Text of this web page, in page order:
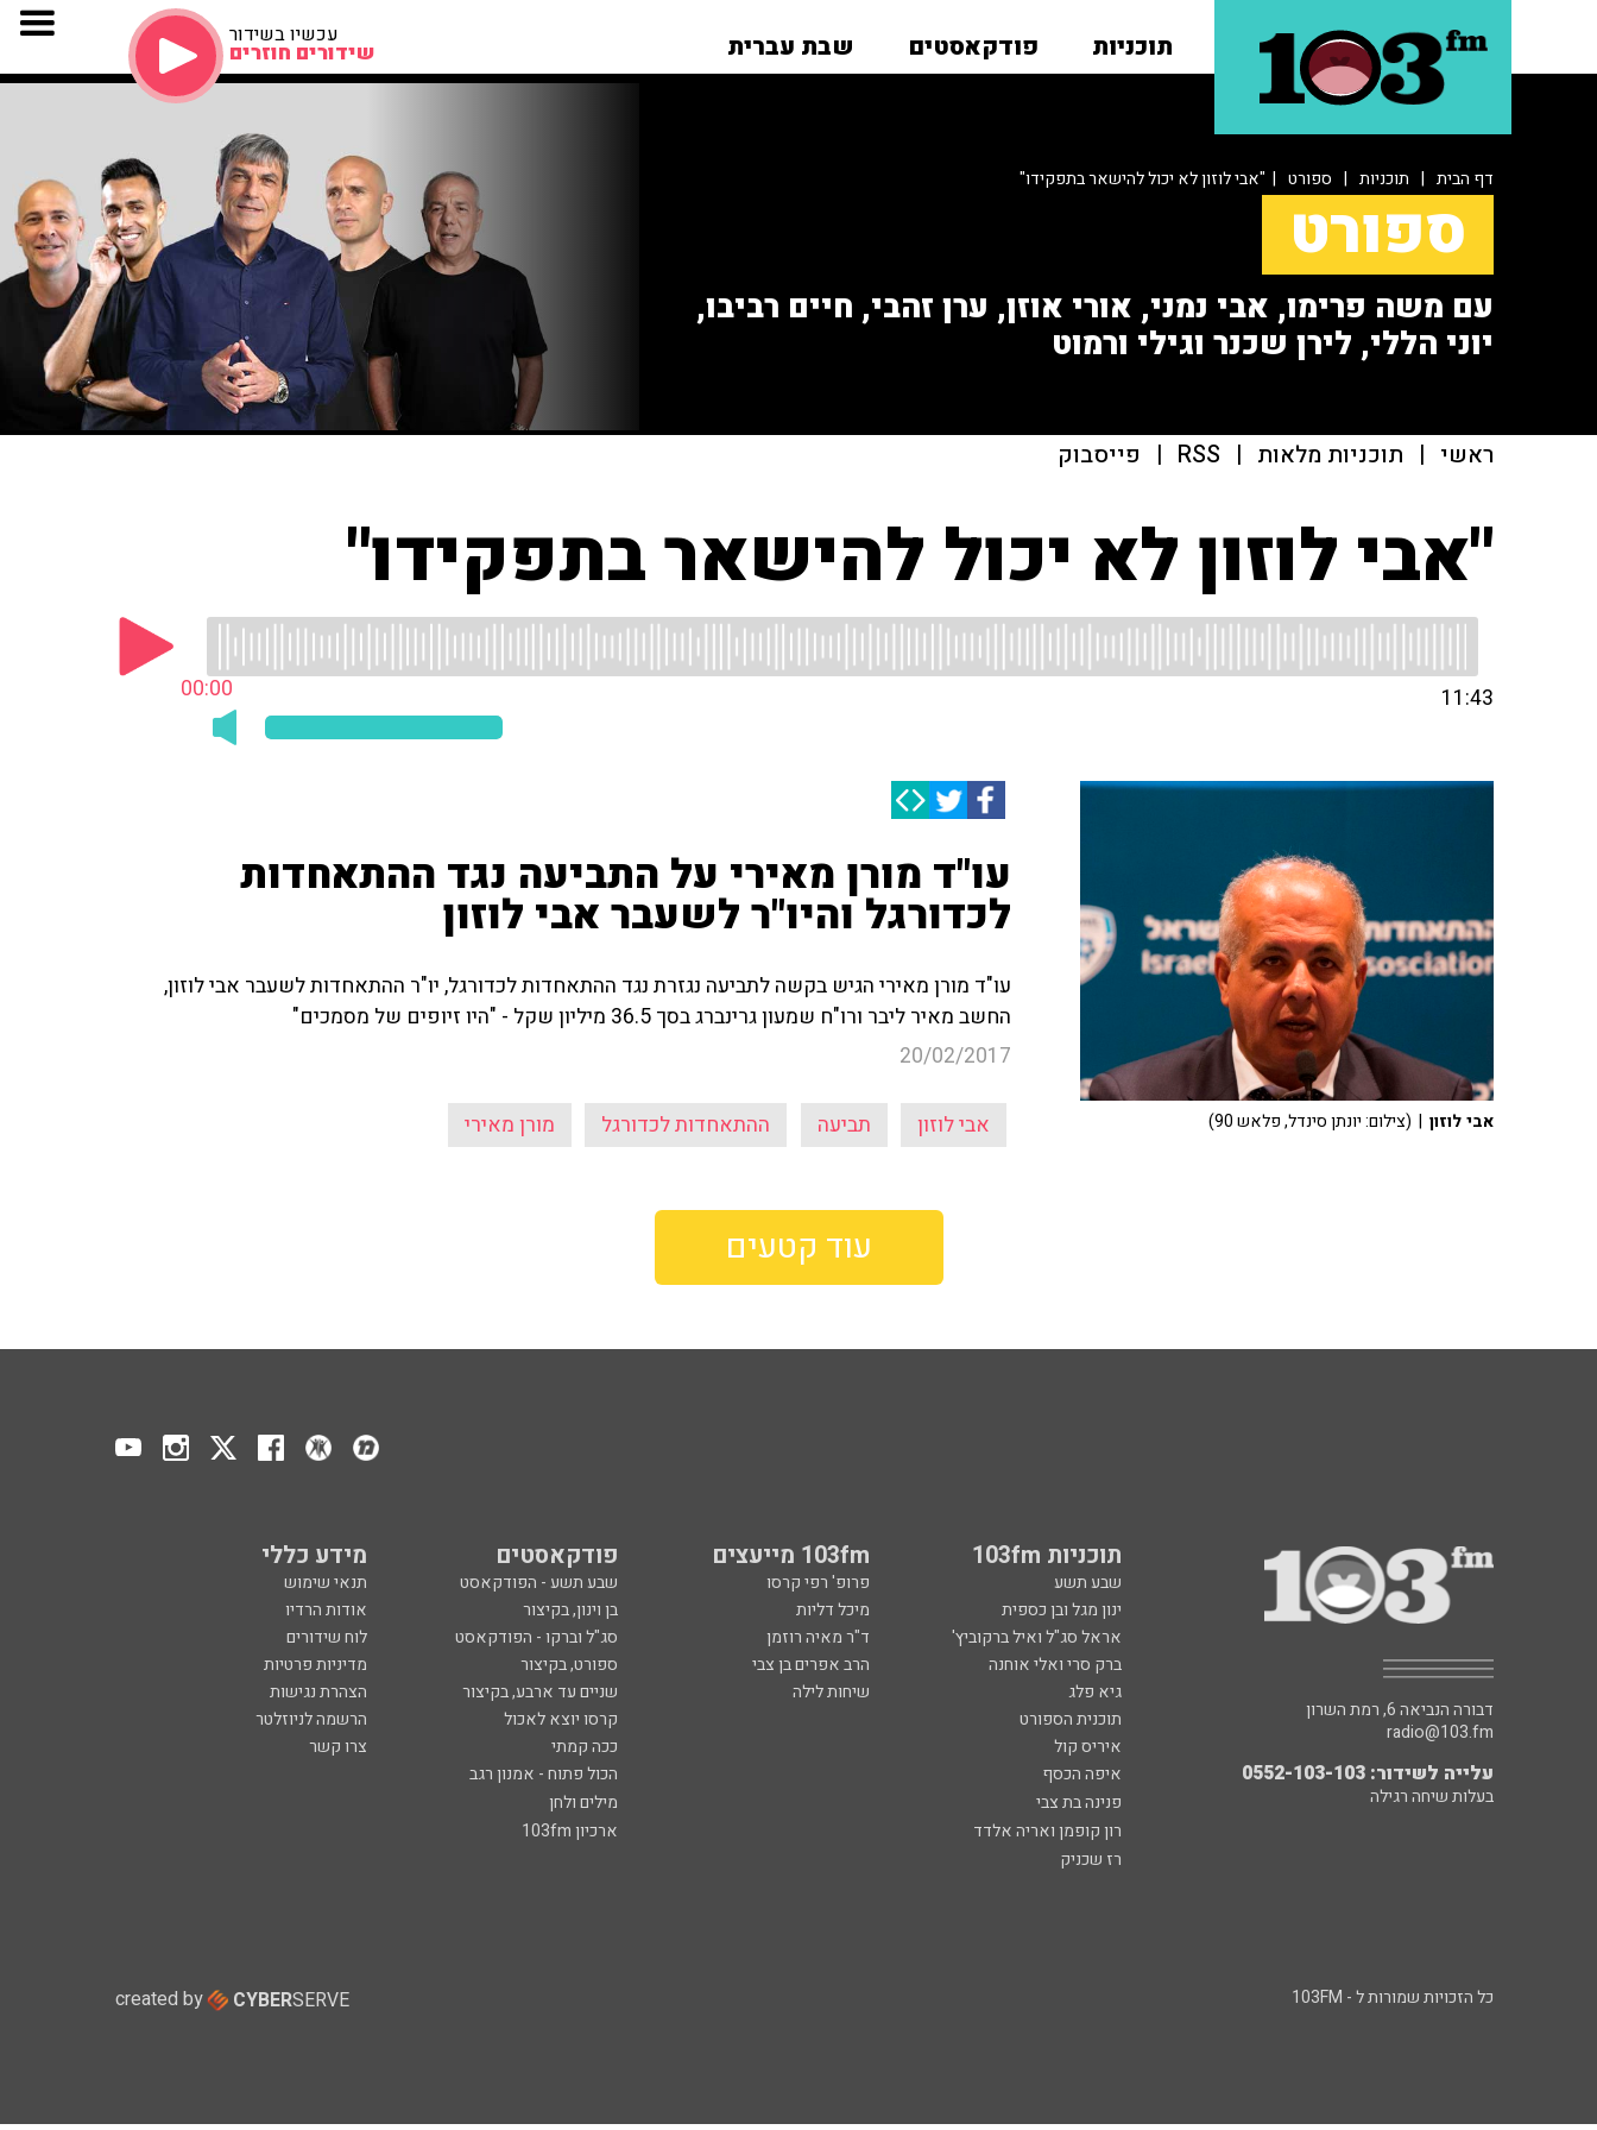
תוכניות פודקאסטים שבת עברית עכשיו בשידור
שידורים חוזרים
דף הבית | תוכניות | ספורט | "אבי לוזון לא יכול להישאר בתפקידו"
ספורט
עם משה פרימו, אבי נמני, אורי אוזן, ערן זהבי, חיים רביבו,
יוני הללי, לירן שכנר וגילי ורמוט
ראשי | תוכניות מלאות |
RSS
| פייסבוק
"אבי לוזון לא יכול להישאר בתפקידו"
00:00 11:43
עו"ד מורן מאירי על התביעה נגד ההתאחדות
לכדורגל והיו"ר לשעבר אבי לוזון
עו"ד מורן מאירי הגיש בקשה לתביעה נגזרת נגד ההתאחדות לכדורגל, יו"ר ההתאחדות לשעבר אבי לוזון,
החשב מאיר ליבר ורו"ח שמעון גרינברג בסך 36.5 מיליון שקל - "היו זיופים של מסמכים"
20/02/2017
אבי לוזון תביעה ההתאחדות לכדורגל מורן מאירי אבי לוזון | (צילום: יונתן סינדל, פלאש 90)
עוד קטעים
תוכניות 103fm 103fm מייעצים פודקאסטים מידע כללי
שבע תשע פרופ' רפי קרסו שבע תשע - הפודקאסט
תנאי שימוש
ינון מגל ובן כספית
מיכל דליות בן וינון, בקיצור
אודות הרדיו
אראל סג"ל ואיל ברקוביץ'
ד"ר מאיה רוזמן סג"ל וברקו - הפודקאסט
לוח שידורים
ברק סרי ואלי אוחנה
הרב אפרים בן צבי ספורט, בקיצור
מדיניות פרטיות
גיא פלג
שיחות לילה שניים עד ארבע, בקיצור
הצהרת נגישות
תוכנית הספורט
קרסו יוצא לאכול
הרשמה לניוזלטר
איריס קול
ככה קמתי
צרו קשר
איפה הכסף
הכול פתוח - אמנון רגב
פנינה בת צבי
מילים ולחן
רון קופמן ואריה אלדד
ארכיון 103fm
רז שכניק
דבורה הנביאה 6, רמת השרון
radio@103.fm
עלייה לשידור: 0552-103-103
בעלות שיחה רגילה
כל הזכויות שמורות ל - 103FM created by CYBERSERVE